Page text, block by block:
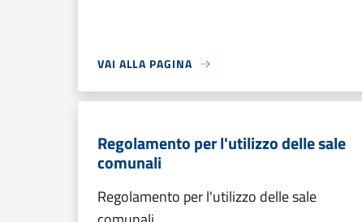
VAI ALLA PAGINA
Regolamento per l'utilizzo delle sale
comunali
Regolamento per l'utilizzo delle sale